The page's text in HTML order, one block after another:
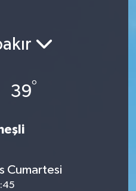
39°
Cumartesi